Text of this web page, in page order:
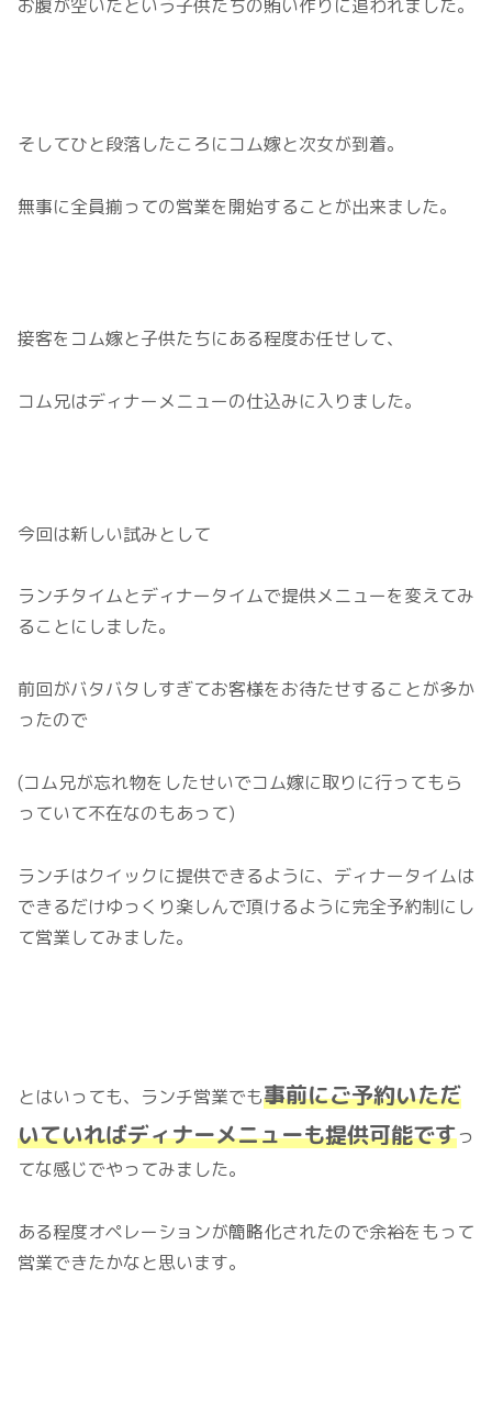
お腹が空いたという子供たちの賄い作りに追われました。
そしてひと段落したころにコム嫁と次女が到着。
無事に全員揃っての営業を開始することが出来ました。
接客をコム嫁と子供たちにある程度お任せして、
コム兄はディナーメニューの仕込みに入りました。
今回は新しい試みとして
ランチタイムとディナータイムで提供メニューを変えてみ
ることにしました。
前回がバタバタしすぎてお客様をお待たせすることが多か
ったので
(コム兄が忘れ物をしたせいでコム嫁に取りに行ってもら
っていて不在なのもあって)
ランチはクイックに提供できるように、ディナータイムは
できるだけゆっくり楽しんで頂けるように完全予約制にし
て営業してみました。
とはいっても、ランチ営業でも事前にご予約いただ
いていればディナーメニューも提供可能ですっ
てな感じでやってみました。
ある程度オペレーションが簡略化されたので余裕をもって
営業できたかなと思います。